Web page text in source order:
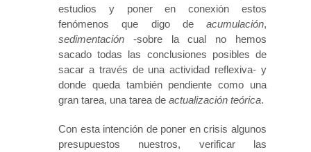
estudios y poner en conexión estos
fenómenos que digo de acumulación,
sedimentación -sobre la cual no hemos
sacado todas las conclusiones posibles de
sacar a través de una actividad reflexiva- y
donde queda también pendiente como una
gran tarea, una tarea de actualización teórica.
Con esta intención de poner en crisis algunos
presupuestos nuestros, verificar las